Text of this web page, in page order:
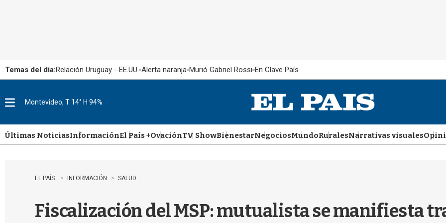
Temas del día:Relación Uruguay - EE.UU. Alerta naranja Murió Gabriel Rossi En Clave País
u
Montevideo, T 14° H 94%
Últimas NoticiasInformaciónEl País +OvaciónTV ShowBienestarNegociosMundoRuralesNarrativas visuales
EL PAÍS INFORMACIÓN SALUD
Fiscalización del MSP: mutualista se manifiesta